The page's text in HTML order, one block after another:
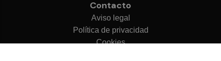
Contacto
Aviso legal
Política de privacidad
Cookies